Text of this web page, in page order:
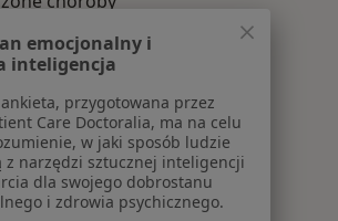
w Poznaniu
w Poznaniu
w Poznaniu
emocjonalny i
inteligencja
przygotowana przez
Care Doctoralia, ma na celu
w jaki sposób ludzie
z narzędzi sztucznej inteligencji
dla swojego dobrostanu
i zdrowia psychicznego.